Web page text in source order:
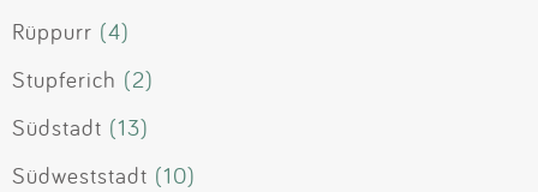
Rüppurr (4)
Stupferich (2)
Südstadt (13)
Südweststadt (10)